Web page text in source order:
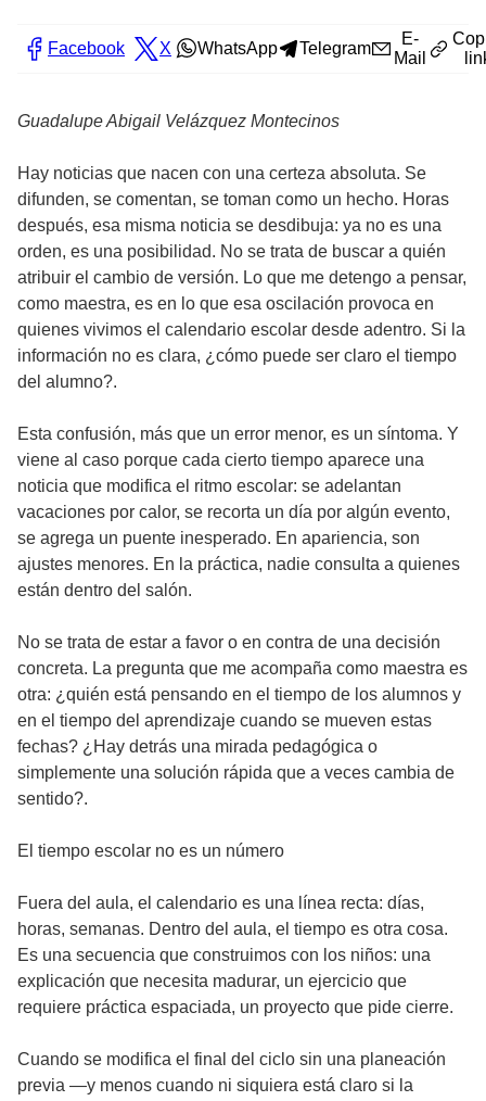
Facebook X WhatsApp Telegram
E-
Mail
Guadalupe Abigail Velázquez Montecinos
Hay noticias que nacen con una certeza absoluta. Se
difunden, se comentan, se toman como un hecho. Horas
después, esa misma noticia se desdibuja: ya no es una
orden, es una posibilidad. No se trata de buscar a quién
atribuir el cambio de versión. Lo que me detengo a pensar,
como maestra, es en lo que esa oscilación provoca en
quienes vivimos el calendario escolar desde adentro. Si la
información no es clara, ¿cómo puede ser claro el tiempo
del alumno?.
Esta confusión, más que un error menor, es un síntoma. Y
viene al caso porque cada cierto tiempo aparece una
noticia que modifica el ritmo escolar: se adelantan
vacaciones por calor, se recorta un día por algún evento,
se agrega un puente inesperado. En apariencia, son
ajustes menores. En la práctica, nadie consulta a quienes
están dentro del salón.
No se trata de estar a favor o en contra de una decisión
concreta. La pregunta que me acompaña como maestra es
otra: ¿quién está pensando en el tiempo de los alumnos y
en el tiempo del aprendizaje cuando se mueven estas
fechas? ¿Hay detrás una mirada pedagógica o
simplemente una solución rápida que a veces cambia de
sentido?.
El tiempo escolar no es un número
Fuera del aula, el calendario es una línea recta: días,
horas, semanas. Dentro del aula, el tiempo es otra cosa.
Es una secuencia que construimos con los niños: una
explicación que necesita madurar, un ejercicio que
requiere práctica espaciada, un proyecto que pide cierre.
Cuando se modifica el final del ciclo sin una planeación
previa —y menos cuando ni siquiera está claro si la